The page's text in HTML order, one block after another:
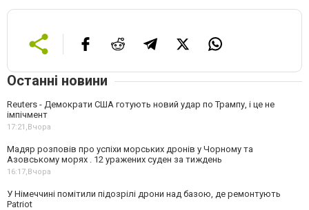
Останні новини
Reuters - Демократи США готують новий удар по Трампу, і це не
імпічмент
17:21, Вчора
Мадяр розповів про успіхи морських дронів у Чорному та
Азовському морях . 12 уражених суден за тиждень
16:17, Вчора
У Німеччині помітили підозрілі дрони над базою, де ремонтують
Patriot